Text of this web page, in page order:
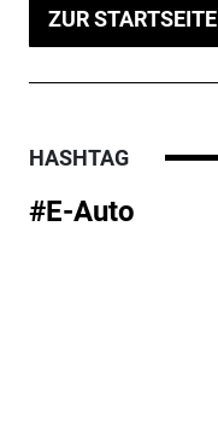
ZUR STARTSEITE
HASHTAG
#E-Auto